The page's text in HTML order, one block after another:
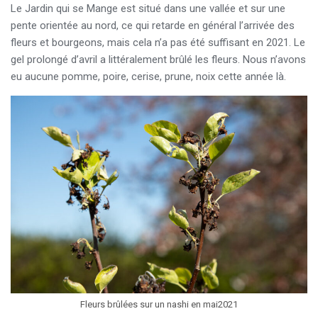
Le Jardin qui se Mange est situé dans une vallée et sur une
pente orientée au nord, ce qui retarde en général l’arrivée des
fleurs et bourgeons, mais cela n’a pas été suffisant en 2021. Le
gel prolongé d’avril a littéralement brûlé les fleurs. Nous n’avons
eu aucune pomme, poire, cerise, prune, noix cette année là.
Fleurs brûlées sur un nashi en mai2021